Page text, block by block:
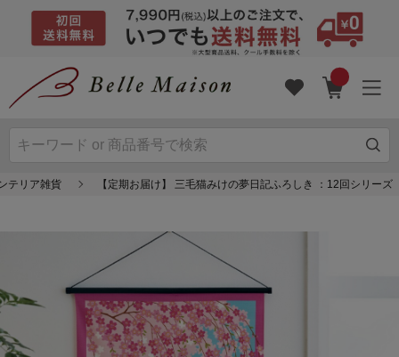
テリア雑貨 【定期お届け】 三毛猫みけの夢日記ふろしき ：12回シリーズ